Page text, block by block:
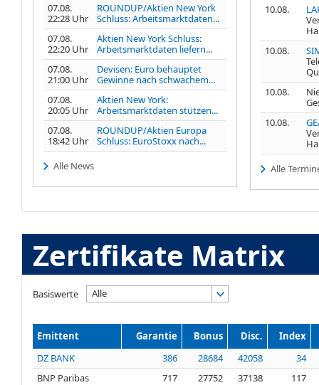
07.08.
22:28 Uhr
ROUNDUP/Aktien New York
Schluss: Arbeitsmarktdaten...
07.08.
22:20 Uhr
Aktien New York Schluss:
Arbeitsmarktdaten liefern...
07.08.
21:00 Uhr
Devisen: Euro behauptet
Gewinne nach schwachem...
07.08.
20:05 Uhr
Aktien New York:
Arbeitsmarktdaten stützen...
07.08.
18:42 Uhr
ROUNDUP/Aktien Europa
Schluss: EuroStoxx nach...
Alle News
10.08.
10.08.
10.08.
10.08.
Alle
Zertifikate Matrix
Basiswerte Alle
Emittent Garantie Bonus Disc.
Index
DZ BANK
386 28684 42058
34
BNP Paribas
717 27752 37138
117